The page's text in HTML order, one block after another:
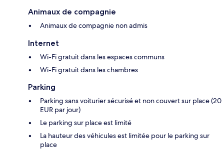
Animaux de compagnie
Animaux de compagnie non admis
Internet
Wi-Fi gratuit dans les espaces communs
Wi-Fi gratuit dans les chambres
Parking
Parking sans voiturier sécurisé et non couvert sur place (20
EUR par jour)
Le parking sur place est limité
La hauteur des véhicules est limitée pour le parking sur
place